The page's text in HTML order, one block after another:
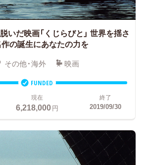
いだ映画「くじらびと」 世界を揺さ
の誕生にあなたの力を
その他・海外 映画
FUNDED
現在
6,218,000円
終了
2019/09/30